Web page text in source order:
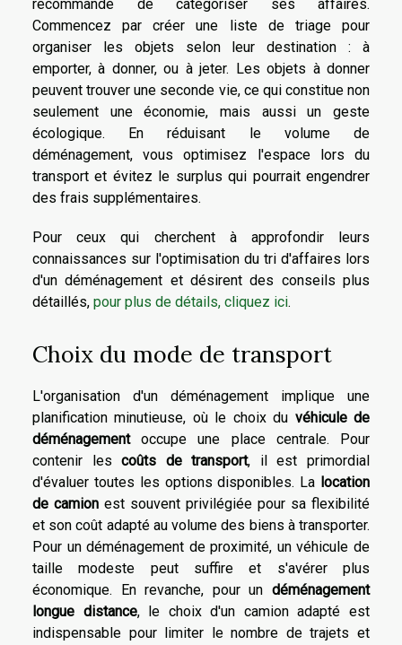
recommandé de catégoriser ses affaires.
Commencez par créer une liste de triage pour
organiser les objets selon leur destination : à
emporter, à donner, ou à jeter. Les objets à donner
peuvent trouver une seconde vie, ce qui constitue non
seulement une économie, mais aussi un geste
écologique. En réduisant le volume de
déménagement, vous optimisez l'espace lors du
transport et évitez le surplus qui pourrait engendrer
des frais supplémentaires.
Pour ceux qui cherchent à approfondir leurs
connaissances sur l'optimisation du tri d'affaires lors
d'un déménagement et désirent des conseils plus
détaillés, pour plus de détails, cliquez ici.
Choix du mode de transport
L'organisation d'un déménagement implique une
planification minutieuse, où le choix du véhicule de
déménagementoccupe une place centrale. Pour
contenir lescoûts de transport, il est primordial
d'évaluer toutes les options disponibles. La location
de camion est souvent privilégiée pour sa flexibilité
et son coût adapté au volume des biens à transporter.
Pour un déménagement de proximité, un véhicule de
taille modeste peut suffire et s'avérer plus
économique. En revanche, pour un déménagement
longue distance, le choix d'un camion adapté est
indispensable pour limiter le nombre de trajets et